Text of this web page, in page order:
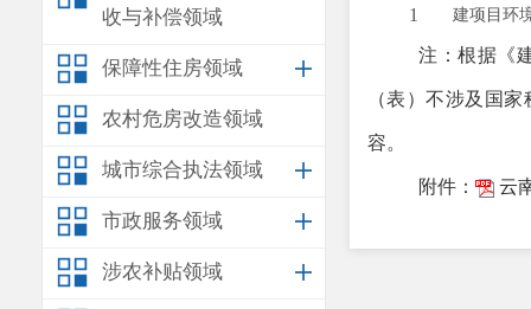
收与补偿领域
保障性住房领域
农村危房改造领域
城市综合执法领域
市政服务领域
涉农补贴领域
1 建项目环
注：根据《
（表）不涉及国家
容。
附件： 云